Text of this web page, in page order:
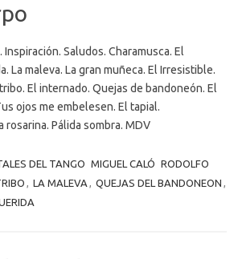
Inspiración. Saludos. Charamusca. El
La maleva. La gran muñeca. El Irresistible.
El internado. Quejas de bandoneón. El
ojos me embelesen. El tapial.
rosarina. Pálida sombra. MDV
DEL TANGO MIGUEL CALÓ RODOLFO
, LA MALEVA , QUEJAS DEL BANDONEON ,